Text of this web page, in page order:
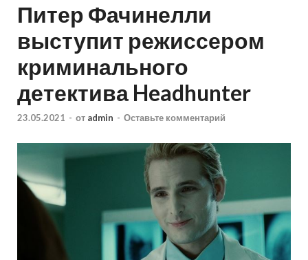
Питер Фачинелли
выступит режиссером
криминального
детектива Headhunter
23.05.2021 - от admin - Оставьте комментарий